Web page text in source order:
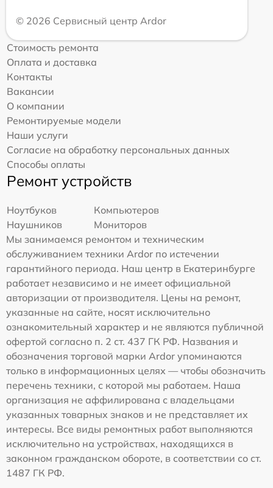
© 2026 Сервисный центр Ardor
Стоимость ремонта
Оплата и доставка
Контакты
Вакансии
О компании
Ремонтируемые модели
Наши услуги
Согласие на обработку персональных данных
Способы оплаты
Ремонт устройств
Ноутбуков
Компьютеров
Наушников
Мониторов
Мы занимаемся ремонтом и техническим
обслуживанием техники Ardor по истечении
гарантийного периода. Наш центр в Екатеринбурге
работает независимо и не имеет официальной
авторизации от производителя. Цены на ремонт,
указанные на сайте, носят исключительно
ознакомительный характер и не являются публичной
офертой согласно п. 2 ст. 437 ГК РФ. Названия и
обозначения торговой марки Ardor упоминаются
только в информационных целях — чтобы обозначить
перечень техники, с которой мы работаем. Наша
организация не аффилирована с владельцами
указанных товарных знаков и не представляет их
интересы. Все виды ремонтных работ выполняются
исключительно на устройствах, находящихся в
законном гражданском обороте, в соответствии со ст.
1487 ГК РФ.